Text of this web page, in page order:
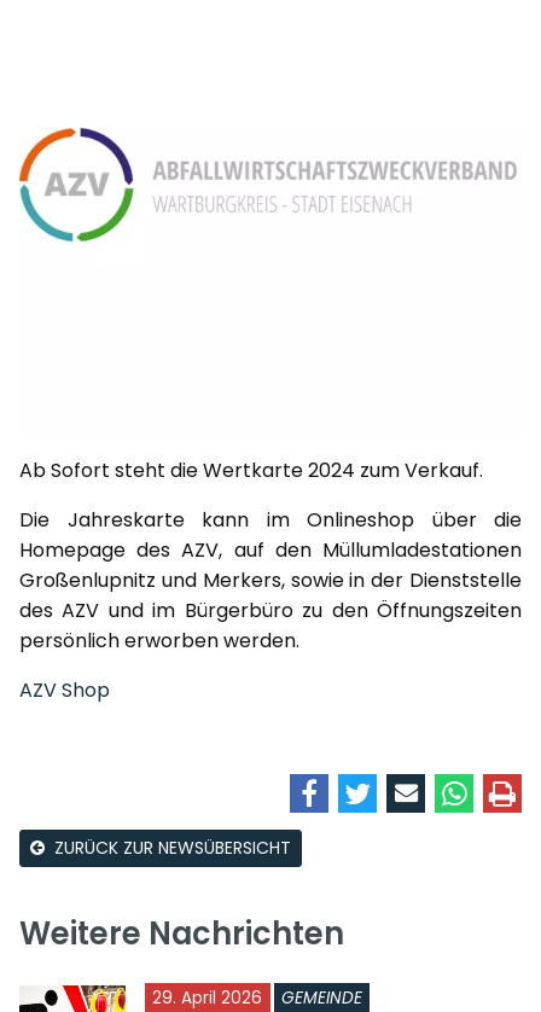
Ab Sofort steht die Wertkarte 2024 zum Verkauf.
Die Jahreskarte kann im Onlineshop über die
Homepage des AZV, auf den Müllumladestationen
Großenlupnitz und Merkers, sowie in der Dienststelle
des AZV und im Bürgerbüro zu den Öffnungszeiten
persönlich erworben werden.
AZV Shop
ZURÜCK ZUR NEWSÜBERSICHT
Weitere Nachrichten
29. April 2026 GEMEINDE